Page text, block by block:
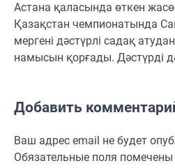
Астана қаласында өткен
Қазақстан чемпионатында
мергені дәстүрлі садақ
намысын қорғады. Дәстүрді
Добавить
Ваш адрес email не будет
Обязательные поля помечены